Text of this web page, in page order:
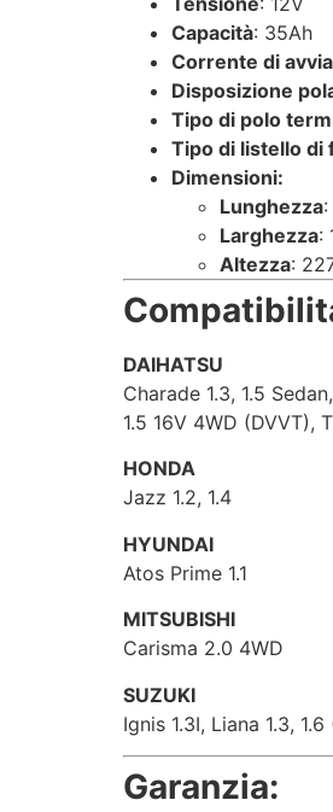
Capacità: 35Ah
Corrente di
Disposizione
Tipo di polo
Tipo di listello di
Dimensioni:
Lunghezza
Larghezza:
Altezza:
DAIHATSU
Charade 1.3, 1.5
1.5 16V 4WD (DVVT),
HONDA
Jazz 1.2, 1.4
HYUNDAI
Atos Prime 1.1
MITSUBISHI
Carisma 2.0 4WD
SUZUKI
Ignis 1.3I, Liana 1.3,
Garanzia: